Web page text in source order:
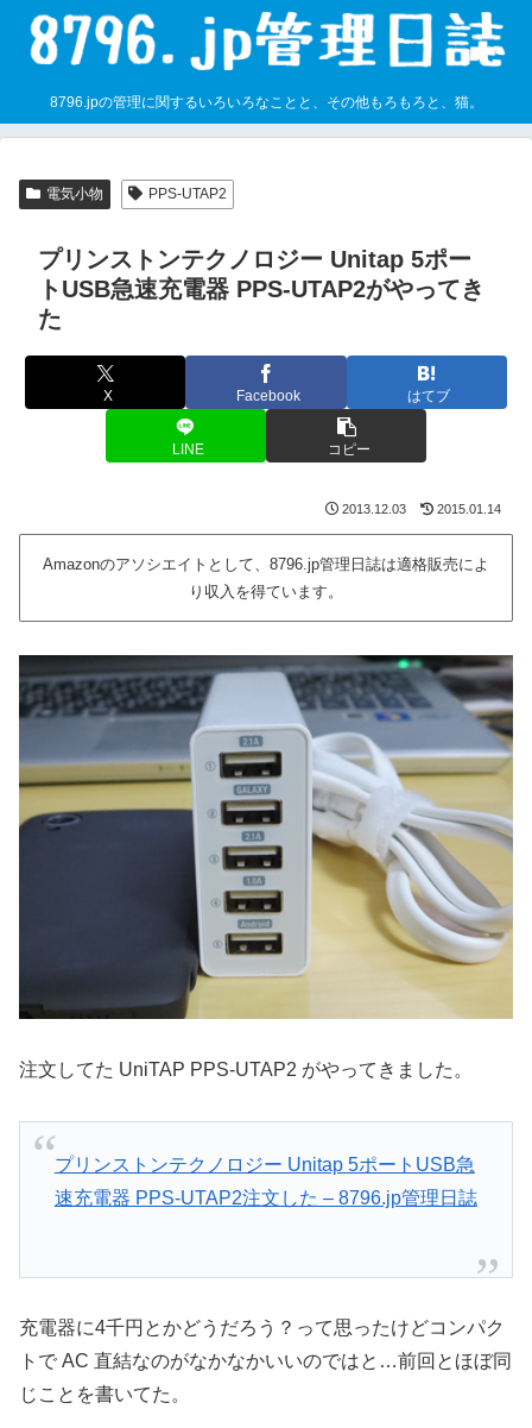
8796.jpの管理に関するいろいろなことと、その他もろもろと、猫。
電気小物 PPS-UTAP2
プリンストンテクノロジー Unitap 5ポー
トUSB急速充電器 PPS-UTAP2がやってき
た
X Facebook はてブ
LINE コピー
2013.12.03 2015.01.14
Amazonのアソシエイトとして、8796.jp管理日誌は適格販売によ
り収入を得ています。
注文してた UniTAP PPS-UTAP2 がやってきました。
プリンストンテクノロジー Unitap 5ポートUSB急
速充電器 PPS-UTAP2注文した – 8796.jp管理日誌
充電器に4千円とかどうだろう？って思ったけどコンパク
トで AC 直結なのがなかなかいいのではと…前回とほぼ同
じことを書いてた。